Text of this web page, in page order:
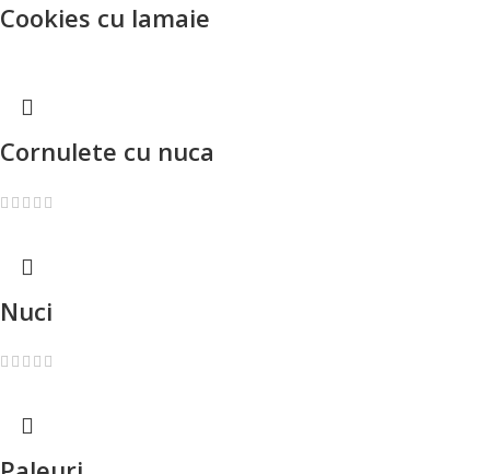
Cookies cu lamaie
Cornulete cu nuca
Nuci